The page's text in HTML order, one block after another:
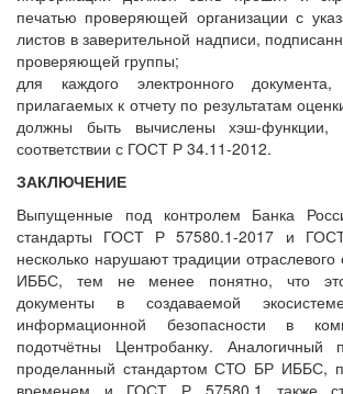
печатью проверяющей организации с
листов в заверительной надписи,
проверяющей группы;
для каждого электронного
прилагаемых к отчету по результатам
должны быть вычислены хэш-функции,
соответствии с ГОСТ Р 34.11-2012.
ЗАКЛЮЧЕНИЕ
Выпущенные под контролем Банка
стандарты ГОСТ Р 57580.1-2017 и
несколько нарушают традиции
ИББС, тем не менее понятно, что
документы в создаваемой
информационной безопасности в
подотчётны Центробанку. Аналогичный
проделанный стандартом СТО БР ИББС,
временем и ГОСТ Р 57580.1 также